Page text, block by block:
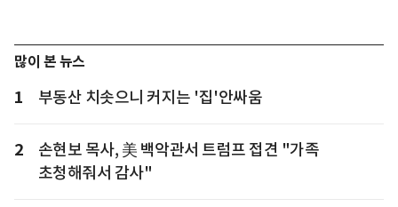
많이 본 뉴스
1 부동산 치솟으니 커지는 '집'안싸움
2
손현보 목사, 美 백악관서 트럼프 접견 "가족
초청해줘서 감사"